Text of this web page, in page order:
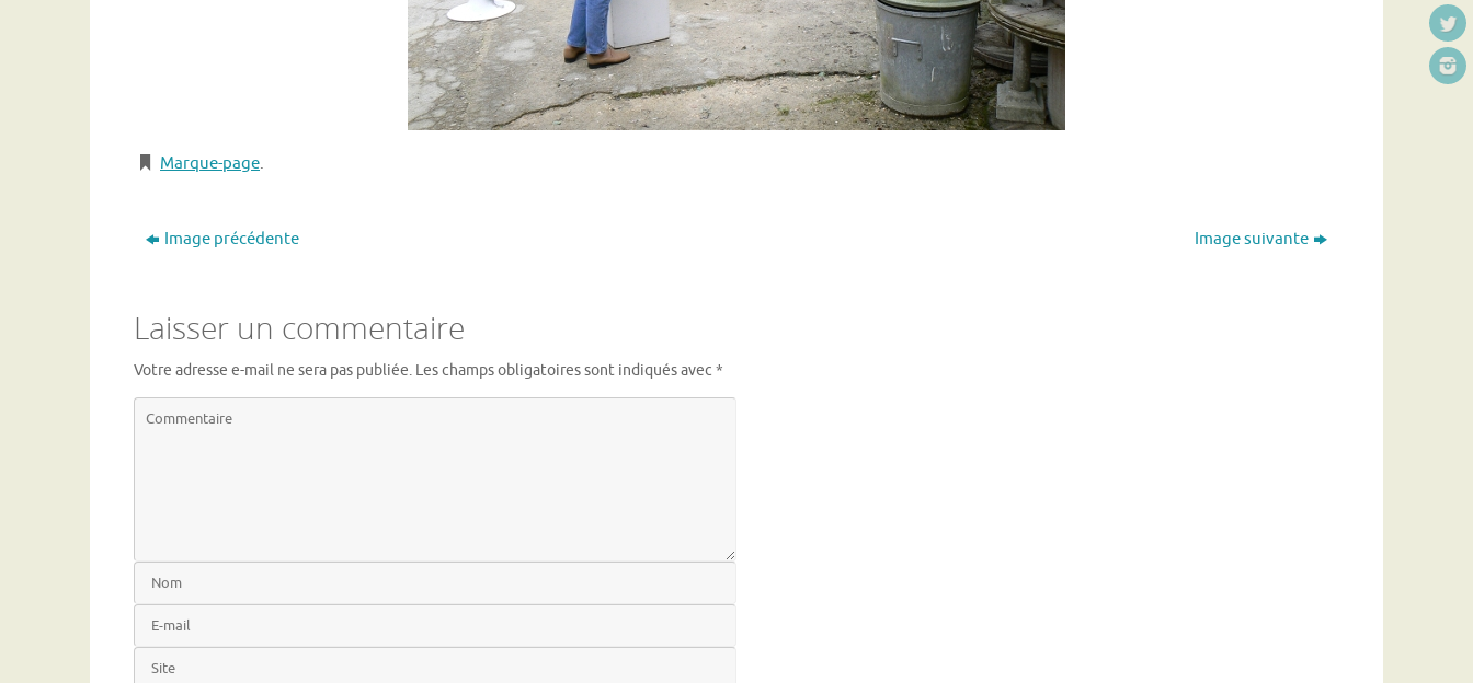
Marque-page.
Image précédente Image suivante
Laisser un commentaire
Votre adresse e-mail ne sera pas publiée. Les champs obligatoires sont indiqués avec *